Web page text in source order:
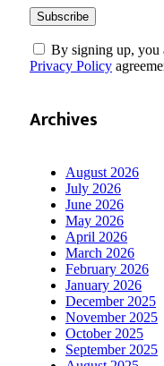
By signing up, you
Privacy Policy
Archives
August 2026
July 2026
June 2026
May 2026
April 2026
March 2026
February 2026
January 2026
December 2025
November 2025
October 2025
September 2025